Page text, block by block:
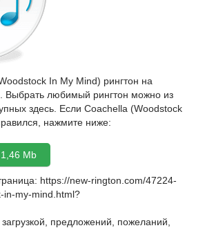
In My Mind) рингтон на
Выбрать любимый рингтон можно из
здесь. Если Coachella (Woodstock
нажмите ниже:
Mb
https://new-rington.com/47224-
in-my-mind.html?
предложений, пожеланий,